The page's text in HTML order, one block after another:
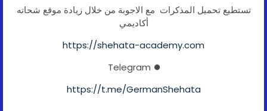
تستطيع تحميل المذكرات مع الاجوبة من خلال زيادة موقع شحاته
أكاديمي
https://shehata-academy.com
⏺ Telegram
https://t.me/GermanShehata